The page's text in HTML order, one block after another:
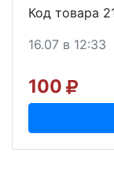
Код товара
16.07 в 12:33
100